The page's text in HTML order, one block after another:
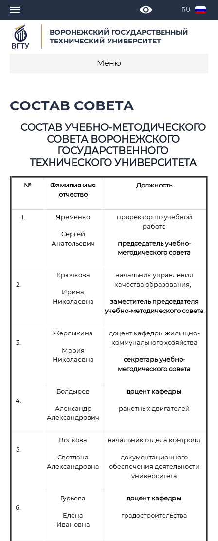
RU
ВОРОНЕЖСКИЙ ГОСУДАРСТВЕННЫЙ
ТЕХНИЧЕСКИЙ УНИВЕРСИТЕТ
Меню
Состав совета
Документы
Протоколы заседаний совета
СОСТАВ СОВЕТА
СОСТАВ УЧЕБНО-МЕТОДИЧЕСКОГО
СОВЕТА ВОРОНЕЖСКОГО
ГОСУДАРСТВЕННОГО
ТЕХНИЧЕСКОГО УНИВЕРСИТЕТА
№
Фамилия имя
отчество
Должность
1. Яременко
Сергей
Анатольевич
проректор по учебной
работе
председатель учебно-
методического совета
2.
Крючкова
Ирина
Николаевна
начальник управления
качества образования,
заместитель председателя
учебно-методического совета
3.
Жерлыкина
Мария
Николаевна
доцент кафедры жилищно-
коммунального хозяйства
секретарь учебно-
методического совета
4.
Болдырев
Александр
Александрович
доцент кафедры
ракетных двигателей
5.
Волкова
Светлана
Александровна
начальник отдела контроля
документационного
обеспечения деятельности
университета
6.
Гурьева
Елена
Ивановна
доцент кафедры
градостроительства